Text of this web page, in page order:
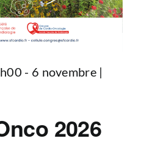
2026
- 6 novembre |